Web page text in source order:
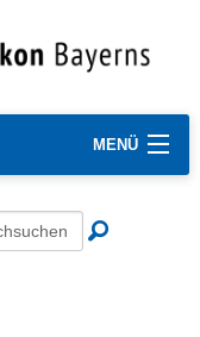
MENÜ